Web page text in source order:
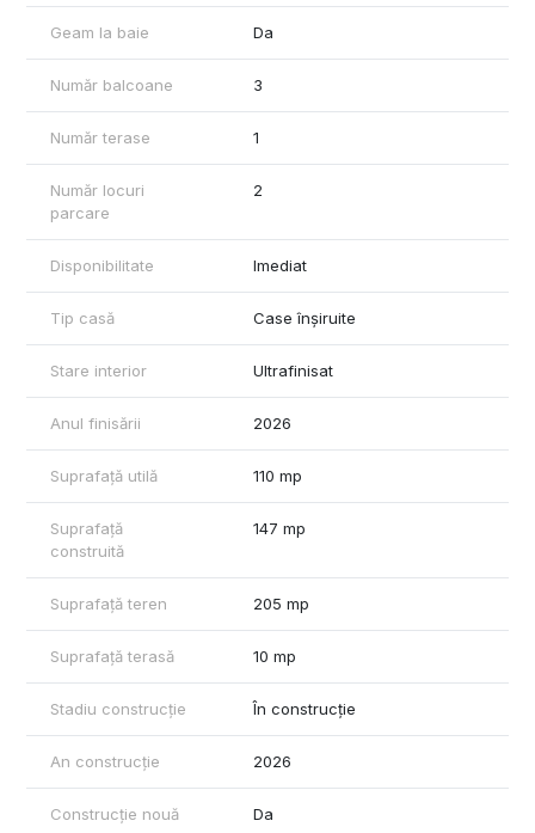
exterior. Se predă la cheie, cu posibilitatea de a alege finisajele
după propriul gust, astfel încât să îți personalizezi locuința exact
așa cum îți dorești.
Dacă ești în căutarea unei case bine compartimentate, într-o
Geam la baie Da
Număr balcoane 3
Număr terase 1
Număr locuri
parcare
2
Disponibilitate Imediat
Tip casă Case înșiruite
Stare interior Ultrafinisat
Anul finisării 2026
Suprafață utilă 110 mp
Suprafață
construită
147 mp
Suprafață teren 205 mp
Suprafață terasă 10 mp
Stadiu construcție În construcție
An construcție 2026
Construcție nouă Da